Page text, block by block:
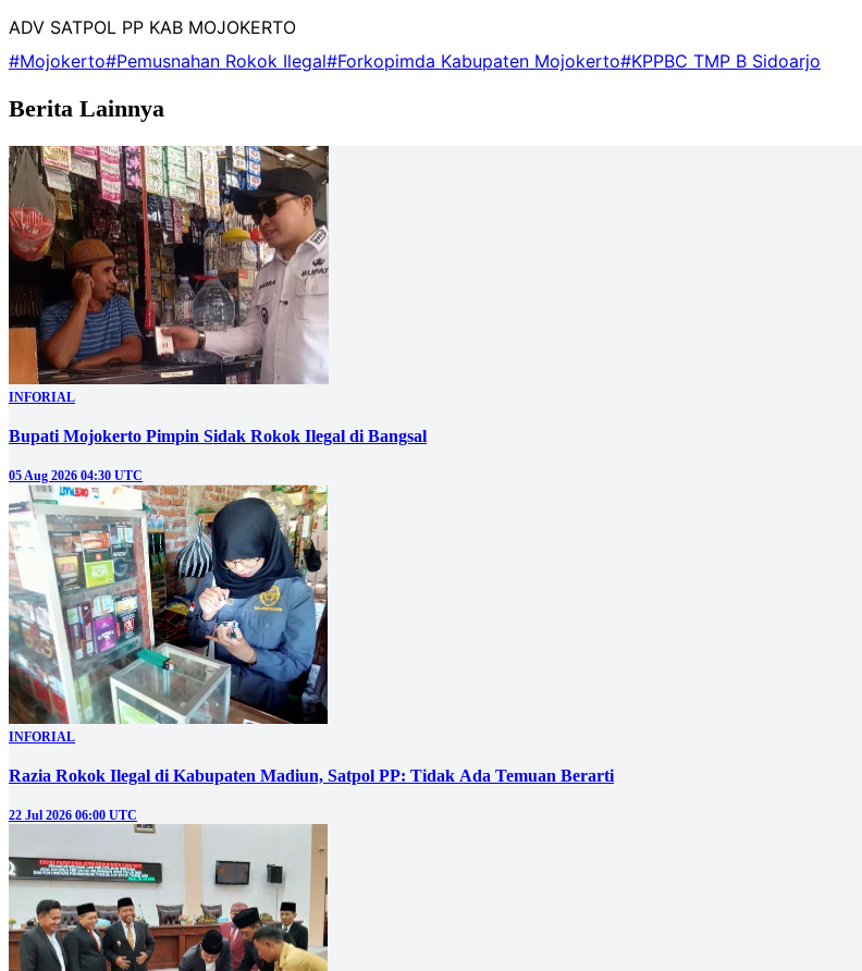
ADV SATPOL PP KAB MOJOKERTO
#Mojokerto#Pemusnahan Rokok Ilegal#Forkopimda Kabupaten Mojokerto#KPPBC TMP B Sidoarjo
Berita Lainnya
INFORIAL
Bupati Mojokerto Pimpin Sidak Rokok Ilegal di Bangsal
05 Aug 2026 04:30 UTC
INFORIAL
Razia Rokok Ilegal di Kabupaten Madiun, Satpol PP: Tidak Ada Temuan Berarti
22 Jul 2026 06:00 UTC